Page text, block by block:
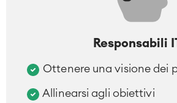
Responsabili
Ottenere una visione dei
Allinearsi agli obiettivi